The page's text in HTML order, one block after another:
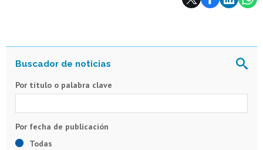
Por título o palabra clave
Todas